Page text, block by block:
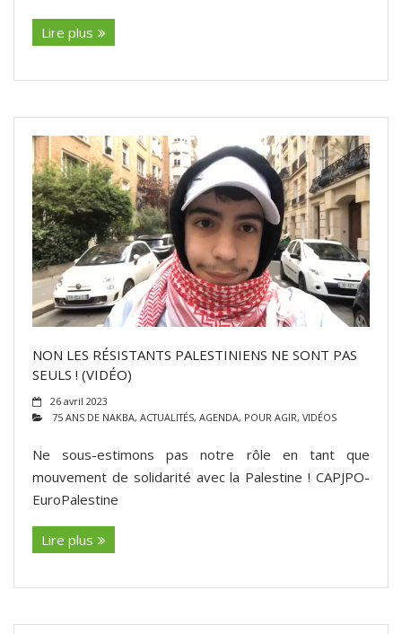
Lire plus
NON LES RÉSISTANTS PALESTINIENS NE SONT PAS
SEULS ! (VIDÉO)
26 avril 2023
75 ANS DE NAKBA, ACTUALITÉS, AGENDA, POUR AGIR, VIDÉOS
Ne sous-estimons pas notre rôle en tant que
mouvement de solidarité avec la Palestine ! CAPJPO-
EuroPalestine
Lire plus